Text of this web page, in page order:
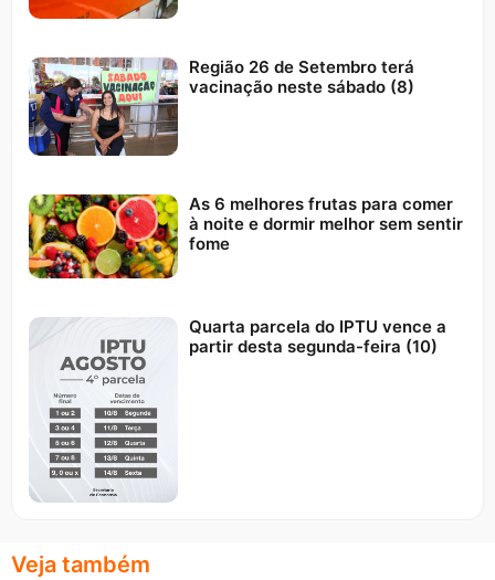
Região 26 de Setembro terá
vacinação neste sábado (8)
As 6 melhores frutas para comer
à noite e dormir melhor sem sentir
fome
Quarta parcela do IPTU vence a
partir desta segunda-feira (10)
Veja também